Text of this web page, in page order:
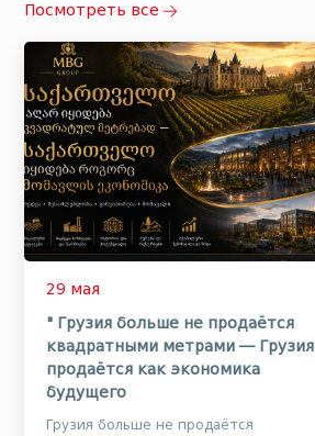
Посмотреть все
29 мая
" Грузия больше не продаётся
квадратными метрами — Грузия
продаётся как экономика
будущего
Грузия больше не продаётся